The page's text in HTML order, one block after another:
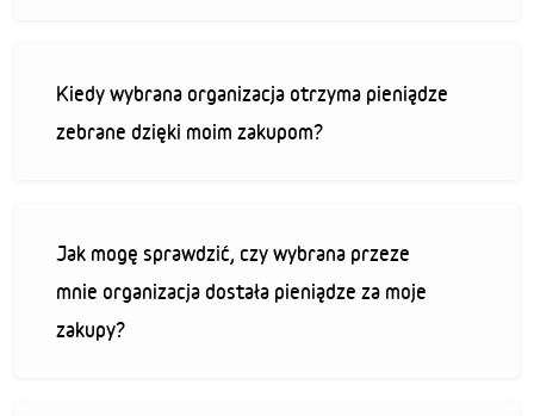
Kiedy wybrana organizacja otrzyma pieniądze
zebrane dzięki moim zakupom?
Jak mogę sprawdzić, czy wybrana przeze
mnie organizacja dostała pieniądze za moje
zakupy?